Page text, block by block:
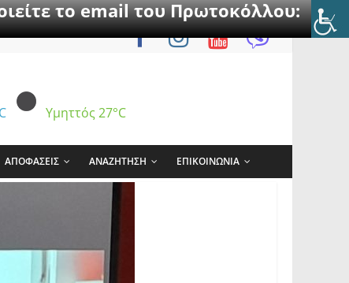
το email του Πρωτοκόλλου:
Υμηττός 27°C
ΑΠΟΦΑΣΕΙΣ ΑΝΑΖΗΤΗΣΗ ΕΠΙΚΟΙΝΩΝΙΑ